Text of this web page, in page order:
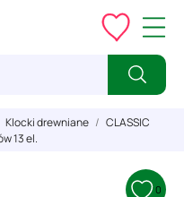
Klocki drewniane
CLASSIC
13 el.
0